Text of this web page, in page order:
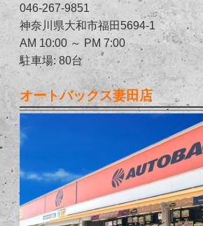
046-267-9851
神奈川県大和市福田5694-1
AM 10:00 ～ PM 7:00
駐車場: 80台
オートバックス妻田店